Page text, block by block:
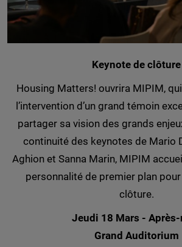
Keynote de clôture
Housing Matters! ouvrira MIPIM,
l’intervention d’un grand témoin
partager sa vision des grands
continuité des keynotes de Mario
Aghion et Sanna Marin, MIPIM
personnalité de premier plan
clôture.
Jeudi 18 Mars -
Grand Auditorium